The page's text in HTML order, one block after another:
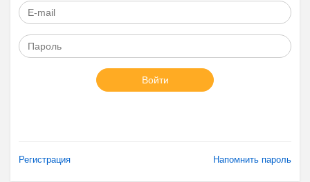
Войти
Регистрация Напомнить пароль